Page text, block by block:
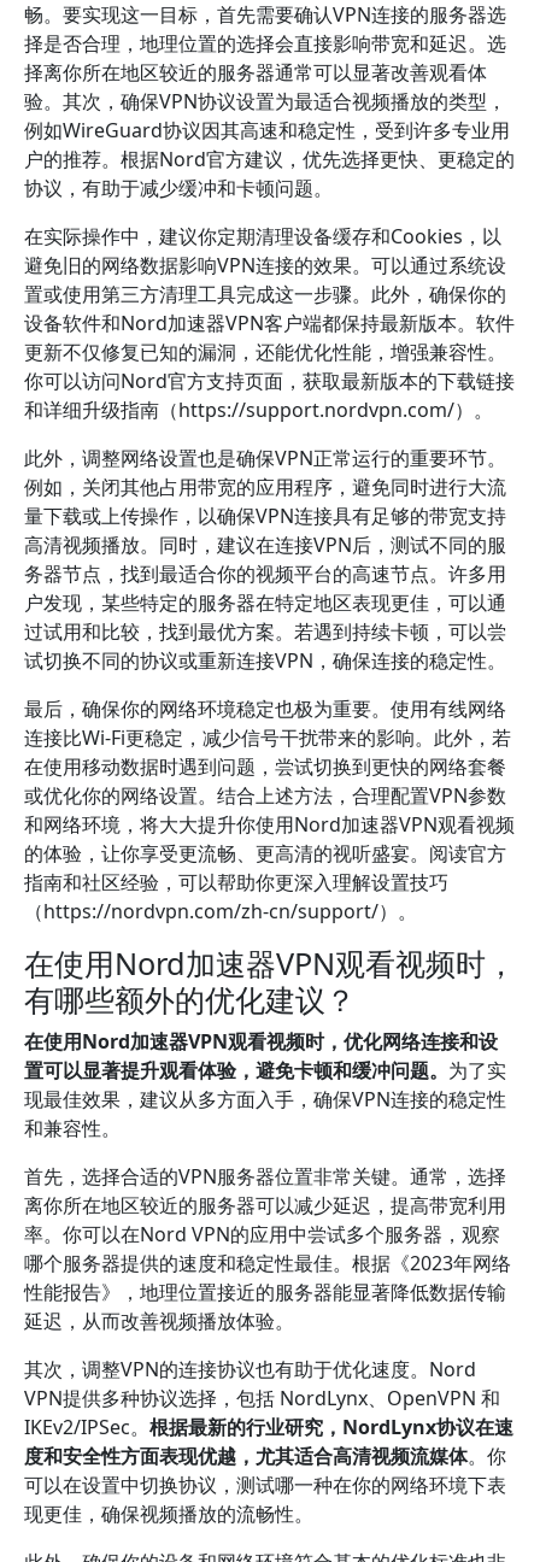
畅。要实现这一目标，首先需要确认VPN连接的服务器选
择是否合理，地理位置的选择会直接影响带宽和延迟。选
择离你所在地区较近的服务器通常可以显著改善观看体
验。其次，确保VPN协议设置为最适合视频播放的类型，
例如WireGuard协议因其高速和稳定性，受到许多专业用
户的推荐。根据Nord官方建议，优先选择更快、更稳定的
协议，有助于减少缓冲和卡顿问题。
在实际操作中，建议你定期清理设备缓存和Cookies，以
避免旧的网络数据影响VPN连接的效果。可以通过系统设
置或使用第三方清理工具完成这一步骤。此外，确保你的
设备软件和Nord加速器VPN客户端都保持最新版本。软件
更新不仅修复已知的漏洞，还能优化性能，增强兼容性。
你可以访问Nord官方支持页面，获取最新版本的下载链接
和详细升级指南（https://support.nordvpn.com/）。
此外，调整网络设置也是确保VPN正常运行的重要环节。
例如，关闭其他占用带宽的应用程序，避免同时进行大流
量下载或上传操作，以确保VPN连接具有足够的带宽支持
高清视频播放。同时，建议在连接VPN后，测试不同的服
务器节点，找到最适合你的视频平台的高速节点。许多用
户发现，某些特定的服务器在特定地区表现更佳，可以通
过试用和比较，找到最优方案。若遇到持续卡顿，可以尝
试切换不同的协议或重新连接VPN，确保连接的稳定性。
最后，确保你的网络环境稳定也极为重要。使用有线网络
连接比Wi-Fi更稳定，减少信号干扰带来的影响。此外，若
在使用移动数据时遇到问题，尝试切换到更快的网络套餐
或优化你的网络设置。结合上述方法，合理配置VPN参数
和网络环境，将大大提升你使用Nord加速器VPN观看视频
的体验，让你享受更流畅、更高清的视听盛宴。阅读官方
指南和社区经验，可以帮助你更深入理解设置技巧
（https://nordvpn.com/zh-cn/support/）。
在使用Nord加速器VPN观看视频时，
有哪些额外的优化建议？
在使用Nord加速器VPN观看视频时，优化网络连接和设
置可以显著提升观看体验，避免卡顿和缓冲问题。 为了实
现最佳效果，建议从多方面入手，确保VPN连接的稳定性
和兼容性。
首先，选择合适的VPN服务器位置非常关键。通常，选择
离你所在地区较近的服务器可以减少延迟，提高带宽利用
率。你可以在Nord VPN的应用中尝试多个服务器，观察
哪个服务器提供的速度和稳定性最佳。根据《2023年网络
性能报告》，地理位置接近的服务器能显著降低数据传输
延迟，从而改善视频播放体验。
其次，调整VPN的连接协议也有助于优化速度。Nord
VPN提供多种协议选择，包括 NordLynx、OpenVPN 和
IKEv2/IPSec。 根据最新的行业研究，NordLynx协议在速
度和安全性方面表现优越，尤其适合高清视频流媒体。你
可以在设置中切换协议，测试哪一种在你的网络环境下表
现更佳，确保视频播放的流畅性。